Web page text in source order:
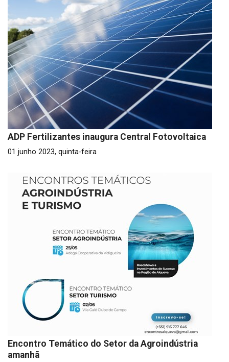
ADP Fertilizantes inaugura Central Fotovoltaica
01 junho 2023, quinta-feira
Encontro Temático do Setor da Agroindústria
amanhã